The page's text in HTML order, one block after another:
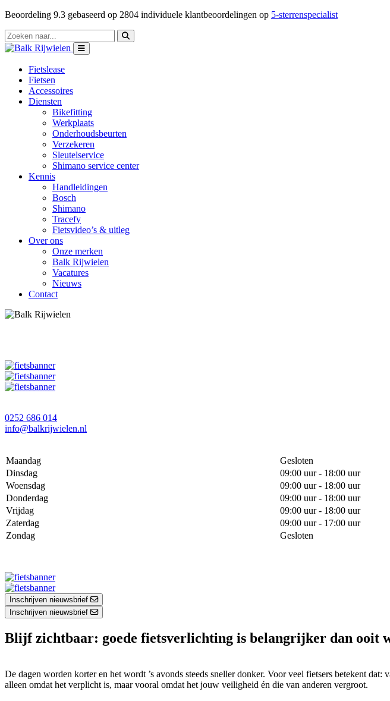
Beoordeling 9.3 gebaseerd op 2804 individuele klantbeoordelingen op 5-sterrenspecialist
Fietslease
Fietsen
Accessoires
Diensten
Bikefitting
Werkplaats
Onderhoudsbeurten
Verzekeren
Sleutelservice
Shimano service center
Kennis
Handleidingen
Bosch
Shimano
Tracefy
Fietsvideo’s & uitleg
Over ons
Onze merken
Balk Rijwielen
Vacatures
Nieuws
Contact
0252 686 014
info@balkrijwielen.nl
Maandag
Gesloten
Dinsdag
09:00 uur - 18:00 uur
Woensdag
09:00 uur - 18:00 uur
Donderdag
09:00 uur - 18:00 uur
Vrijdag
09:00 uur - 18:00 uur
Zaterdag
09:00 uur - 17:00 uur
Zondag
Gesloten
Inschrijven nieuwsbrief
Inschrijven nieuwsbrief
Blijf zichtbaar: goede fietsverlichting is belangrijker dan ooit
De dagen worden korter en het wordt ’s avonds steeds sneller donker. Voor veel fietsers betekent
alleen omdat het verplicht is, maar vooral omdat het jouw veiligheid én die van anderen vergroot.